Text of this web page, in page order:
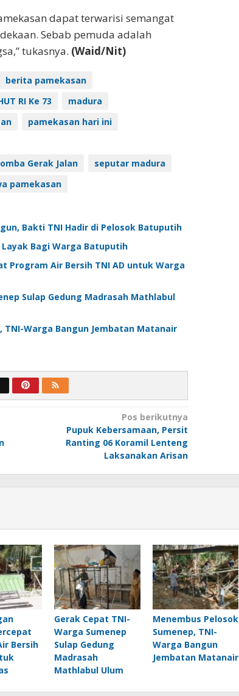
dapat terwarisi semangat
Sebab pemuda adalah
tukasnya. (Waid/Nit)
berita pamekasan
RI Ke 73
madura
pamekasan hari ini
Gerak Jalan
seputar madura
pamekasan
Bakti TNI Hadir di Pelosok Batuputih
Bagi Warga Batuputih
Program Air Bersih TNI AD untuk Warga
Sulap Gedung Madrasah Mathlabul
TNI-Warga Bangun Jembatan Matanair
Pos berikutnya
Pupuk Kebersamaan, Persit
Ranting 06 Koramil Lenteng
Laksanakan Arisan
Bersih
Gerak Cepat TNI-
Warga Sumenep
Sulap Gedung
Madrasah
Mathlabul Ulum
Menembus Pelosok
Sumenep, TNI-
Warga Bangun
Jembatan Matanair